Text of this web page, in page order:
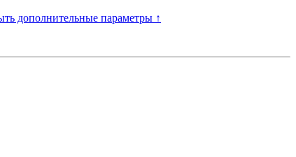
дополнительные параметры ↑